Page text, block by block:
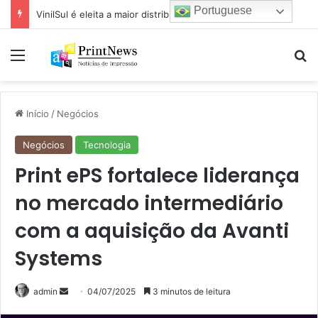
Menu
Início / Negócios
Negócios Tecnologia
Print ePS fortalece liderança
no mercado intermediário
com a aquisição da Avanti
Systems
admin
Mande04/07/2025 3 minutos de leitura
Portuguese